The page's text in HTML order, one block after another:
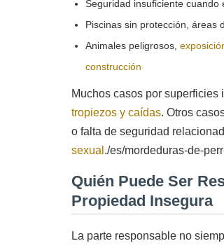
Seguridad insuficiente
Piscinas sin protección, áreas
Animales peligrosos,
construcción
Muchos casos por
tropiezos y caídas. Otros
o falta de seguridad
sexual ./es/mordeduras-de-
Quién Puede Ser
Propiedad Insegura
La parte responsable no